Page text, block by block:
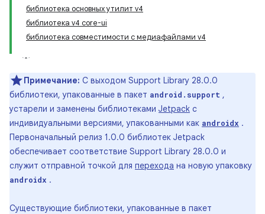
библиотека основных утилит v4
библиотека v4 core-ui
библиотека совместимости с медиафайлами v4
Примечание: С выходом Support Library 28.0.0
библиотеки, упакованные в пакет android.support ,
устарели и заменены библиотеками Jetpack с
индивидуальными версиями, упакованными как androidx .
Первоначальный релиз 1.0.0 библиотек Jetpack
обеспечивает соответствие Support Library 28.0.0 и
служит отправной точкой для перехода на новую упаковку
androidx .
Существующие библиотеки, упакованные в пакет